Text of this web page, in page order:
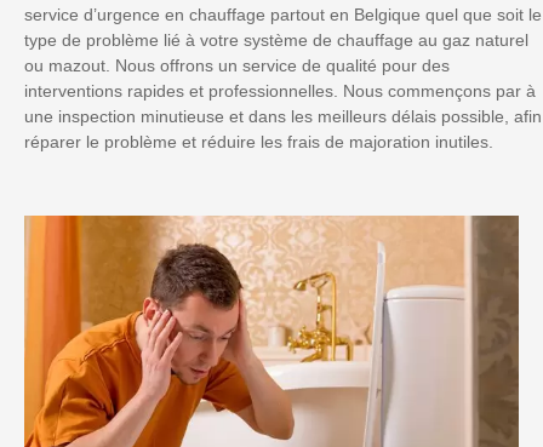
service d’urgence en chauffage partout en Belgique quel que soit le
type de problème lié à votre système de chauffage au gaz naturel
ou mazout. Nous offrons un service de qualité pour des
interventions rapides et professionnelles. Nous commençons par à
une inspection minutieuse et dans les meilleurs délais possible, afin
réparer le problème et réduire les frais de majoration inutiles.